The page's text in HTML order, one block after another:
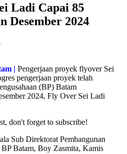
Ladi Capai 85
Desember 2024
| Pengerjaan proyek flyover Sei
pengerjaan proyek telah
(BP) Batam
2024, Fly Over Sei Ladi
don't forget to subscribe!
Sub Direktorat Pembangunan
Batam, Boy Zasmita, Kamis